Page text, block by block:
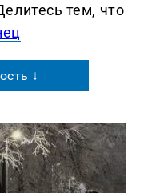
тем, что
↓